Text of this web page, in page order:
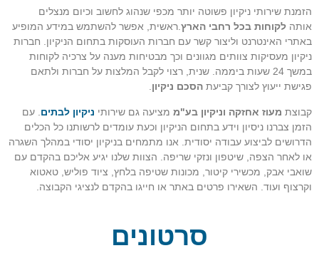
הזמנת שירותי ניקיון פשוטה יותר מכפי שנהוג לחשוב וכיום מנצלים
אותה לקוחות בכל רחבי הארץ.ראשית, אפשר להשתמש במידע המופיע
באתרי האינטרנט וליצור קשר עם חברות העוסקות בתחום הניקיון. חברות
ניקיון מעסיקות צוותים מגוונים וכך מבטיחות מענה על צרכיה לקוחות
במשך 24 שעות ביממה. שנית, רצוי לקבל המלצות על חברות ולתאם
פגישת ייעוץ לצורך קביעת הסכם ניקיון.
קבוצת מעוז אחזקה וניקיון בע"מ מציעה גם שירותי ניקיון לבתים . עם
הזמן צברנו ניסיון וידע בתחום הניקיון וכעת עומדים לרשותנו כל הכלים
הדרושים לביצוע עבודה יסודית. אנו מתמחים בניקיון יסודי במהלך השגרה
או לאחר הצפה, שיטפון ונזקי שריפה. הצוות שלנו יגיע אליכם בהקדם עם
שואבי אבק, מכשירי קיטור, מכונות שטיפה בלחץ, ציוד פוליש, טאטוא
וקרצוף ועוד. השאירו פרטים באתר או חייגו בהקדם לנציגי הקבוצה.
סרטונים